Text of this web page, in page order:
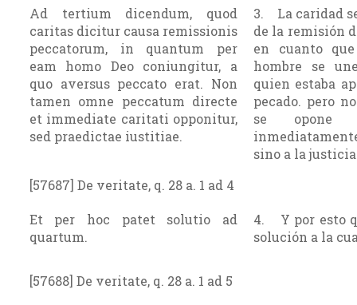
Ad tertium dicendum, quod
caritas dicitur causa remissionis
peccatorum, in quantum per
eam homo Deo coniungitur, a
quo aversus peccato erat. Non
tamen omne peccatum directe
et immediate caritati opponitur,
sed praedictae iustitiae.
3. La caridad
de la remisión
en cuanto
hombre se
quien estaba
pecado. pero
se opone
sino a la
[57687] De veritate, q. 28 a. 1 ad 4
Et per hoc patet solutio ad
quartum.
4. Y por esto
solución a la
[57688] De veritate, q. 28 a. 1 ad 5